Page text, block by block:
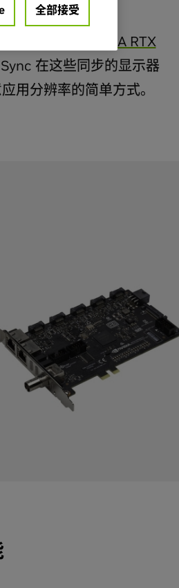
接特定的
NVIDIA RTX
在这些同步的显示器
用分辨率的简单方式。
全部接受